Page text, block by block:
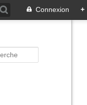
Connexion +